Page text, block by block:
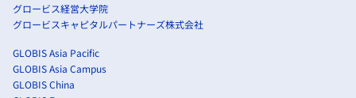
グロービス経営大学院
グロービスキャピタルパートナーズ株式会社
GLOBIS Asia Pacific
GLOBIS Asia Campus
GLOBIS China